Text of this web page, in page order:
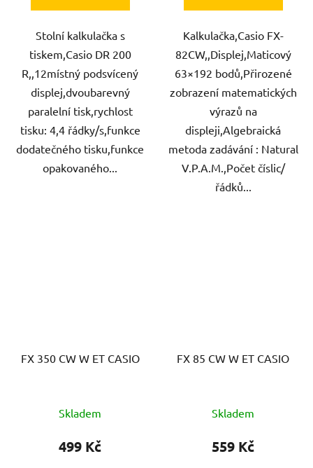
Stolní kalkulačka s
tiskem,Casio DR 200
R,,12místný podsvícený
displej,dvoubarevný
paralelní tisk,rychlost
tisku: 4,4 řádky/s,funkce
dodatečného tisku,funkce
opakovaného...
Kalkulačka,Casio FX-
82CW,,Displej,Maticový
63×192 bodů,Přirozené
zobrazení matematických
výrazů na
displeji,Algebraická
metoda zadávání : Natural
V.P.A.M.,Počet číslic/
řádků...
FX 350 CW W ET CASIO
Skladem
499 Kč
FX 85 CW W ET CASIO
Skladem
559 Kč